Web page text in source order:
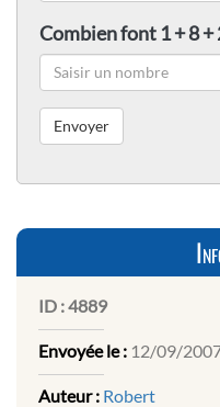
Combien font 1 + 8 +
ID :4889
Envoyée le : 12/09/
Auteur : Robert